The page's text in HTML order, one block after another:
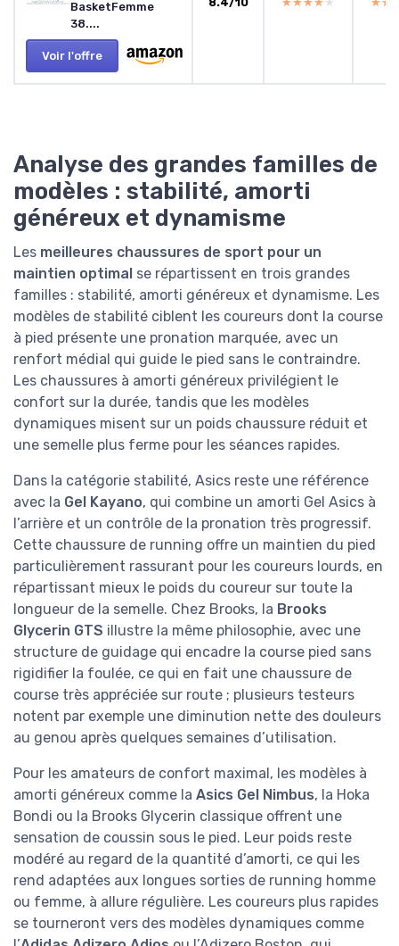
BasketFemme
38....
Voir l'offre
Analyse des grandes familles de
modèles : stabilité, amorti
généreux et dynamisme
Les meilleures chaussures de sport pour un
maintien optimal se répartissent en trois grandes
familles : stabilité, amorti généreux et dynamisme. Les
modèles de stabilité ciblent les coureurs dont la course
à pied présente une pronation marquée, avec un
renfort médial qui guide le pied sans le contraindre.
Les chaussures à amorti généreux privilégient le
confort sur la durée, tandis que les modèles
dynamiques misent sur un poids chaussure réduit et
une semelle plus ferme pour les séances rapides.
Dans la catégorie stabilité, Asics reste une référence
avec la Gel Kayano, qui combine un amorti Gel Asics à
l’arrière et un contrôle de la pronation très progressif.
Cette chaussure de running offre un maintien du pied
particulièrement rassurant pour les coureurs lourds, en
répartissant mieux le poids du coureur sur toute la
longueur de la semelle. Chez Brooks, la Brooks
Glycerin GTS illustre la même philosophie, avec une
structure de guidage qui encadre la course pied sans
rigidifier la foulée, ce qui en fait une chaussure de
course très appréciée sur route ; plusieurs testeurs
notent par exemple une diminution nette des douleurs
au genou après quelques semaines d’utilisation.
Pour les amateurs de confort maximal, les modèles à
amorti généreux comme la Asics Gel Nimbus, la Hoka
Bondi ou la Brooks Glycerin classique offrent une
sensation de coussin sous le pied. Leur poids reste
modéré au regard de la quantité d’amorti, ce qui les
rend adaptées aux longues sorties de running homme
ou femme, à allure régulière. Les coureurs plus rapides
se tourneront vers des modèles dynamiques comme